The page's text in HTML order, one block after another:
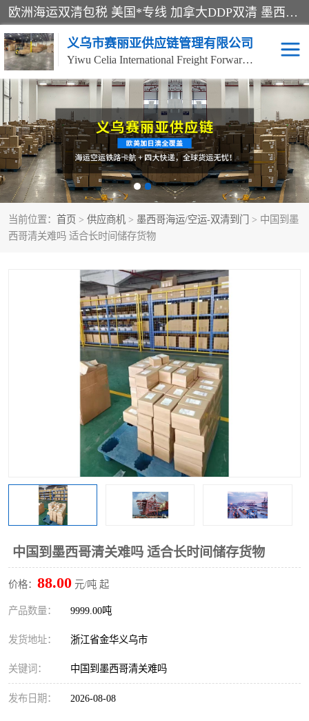
欧洲海运双清包税 美国*专线 加拿大DDP双清 墨西哥跨境空运 澳大利亚专线物流 跨境电商物流服务 国际快递到门服务 海运*渠道 一站式跨境物流解决方案 TikTok/SHEIN专线 电商平台FBA头程运输 国际铁路运输欧洲 UPS/DDHL/联邦快递跨境 美国双清到门物流 跨境*运输
义乌市赛丽亚供应链管理有限公司
Yiwu Celia International Freight Forwarding Co., Ltd
当前位置： 首页 > 供应商机 > 墨西哥海运/空运-双清到门
> 中国到墨
西哥清关难吗 适合长时间储存货物
中国到墨西哥清关难吗 适合长时间储存货物
价格： 88.00 元/吨 起
产品数量： 9999.00吨
发货地址： 浙江省金华义乌市
关键词： 中国到墨西哥清关难吗
发布日期： 2026-08-08
美森快船 欧洲卡航
加拿大海运/空运-双清到
门
澳大利亚海运/空运-双清
到门
墨西哥海运/空运-双清到
门